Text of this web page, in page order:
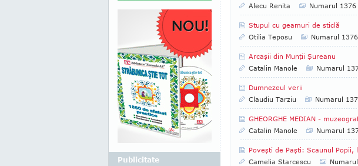
Alecu Renita
Numarul 1376
Stupul cu geamuri de sticlă
Otilia Teposu
Numarul 1376
Arcaşii din Munţii Şureanu
Catalin Manole
Numarul
Dumnezeul verii
Claudiu Tarziu
Numarul
GHEORGHE MEDIAN -
Catalin Manole
Numarul
Poveşti de Paşti: Scaunul Popii,
Camelia Starcescu
Publicitate